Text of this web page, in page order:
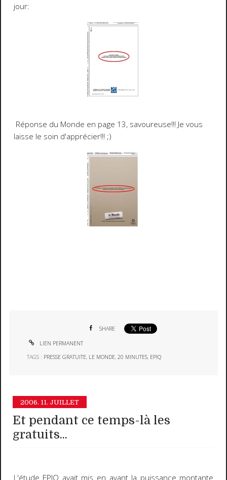
jour:
Réponse du Monde en page 13, savoureuse!!! Je vous
laisse le soin d'apprécier!!! ;)
SHARE
LIEN PERMANENT
TAGS : PRESSE GRATUITE, LE MONDE,20 MINUTES, EPIQ
2006. 11. JUILLET
Et pendant ce temps-là les
gratuits...
L'étude EPIQ avait mis en avant la puissance montante